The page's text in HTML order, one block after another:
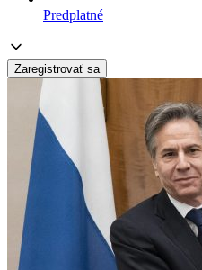
Predplatné
Zaregistrovať sa